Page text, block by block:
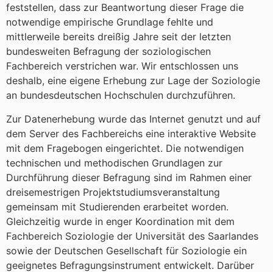
feststellen, dass zur Beantwortung dieser Frage die
notwendige empirische Grundlage fehlte und
mittlerweile bereits dreißig Jahre seit der letzten
bundesweiten Befragung der soziologischen
Fachbereich verstrichen war. Wir entschlossen uns
deshalb, eine eigene Erhebung zur Lage der Soziologie
an bundesdeutschen Hochschulen durchzuführen.
Zur Datenerhebung wurde das Internet genutzt und auf
dem Server des Fachbereichs eine interaktive Website
mit dem Fragebogen eingerichtet. Die notwendigen
technischen und methodischen Grundlagen zur
Durchführung dieser Befragung sind im Rahmen einer
dreisemestrigen Projektstudiumsveranstaltung
gemeinsam mit Studierenden erarbeitet worden.
Gleichzeitig wurde in enger Koordination mit dem
Fachbereich Soziologie der Universität des Saarlandes
sowie der Deutschen Gesellschaft für Soziologie ein
geeignetes Befragungsinstrument entwickelt. Darüber